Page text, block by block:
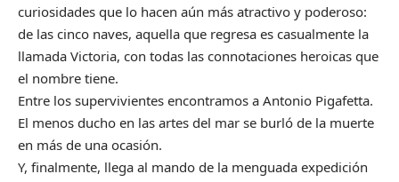
curiosidades que lo hacen aún más atractivo y poderoso:
de las cinco naves, aquella que regresa es casualmente la
llamada Victoria, con todas las connotaciones heroicas que
el nombre tiene.
Entre los supervivientes encontramos a Antonio Pigafetta.
El menos ducho en las artes del mar se burló de la muerte
en más de una ocasión.
Y, finalmente, llega al mando de la menguada expedición